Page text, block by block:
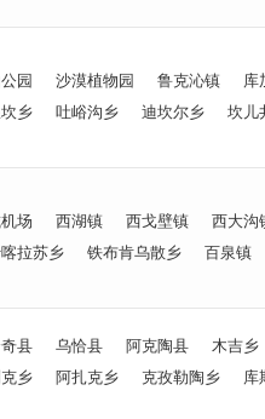
园 沙漠植物园 鲁克沁镇
库
乡
吐峪沟乡 迪坎尔乡 坎儿
场 西湖镇 西戈壁镇
西大沟
拉苏乡
铁布肯乌散乡 百泉镇
县 乌恰县 阿克陶县
木吉乡
乡
阿扎克乡 克孜勒陶乡
库